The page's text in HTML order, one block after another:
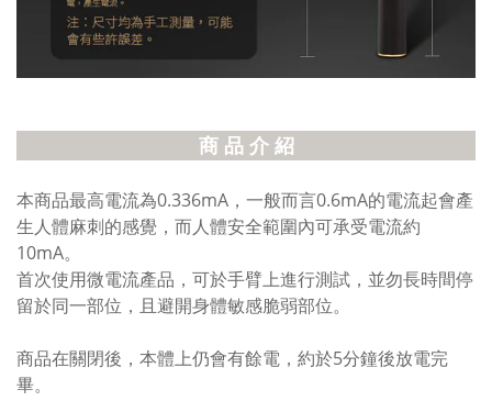
商 品 介 紹
本商品最高電流為0.336mA，一般而言0.6mA的電流起會產
生人體麻刺的感覺，而人體安全範圍內可承受電流約
10mA。
首次使用微電流產品，可於手臂上進行測試，並勿長時間停
留於同一部位，且避開身體敏感脆弱部位。
商品在關閉後，本體上仍會有餘電，約於5分鐘後放電完
畢。